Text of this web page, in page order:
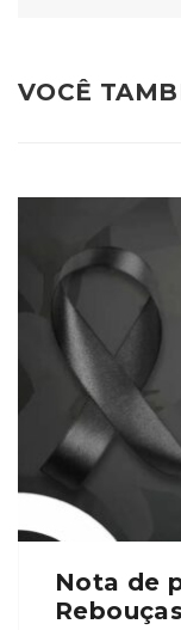
VOCÊ
Nota de
Rebouças